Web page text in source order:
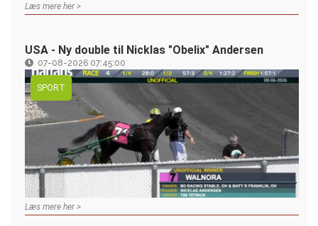
Læs mere her >
USA - Ny double til Nicklas "Obelix" Andersen
07-08-2026 07:45:00
SPORT
Læs mere her >